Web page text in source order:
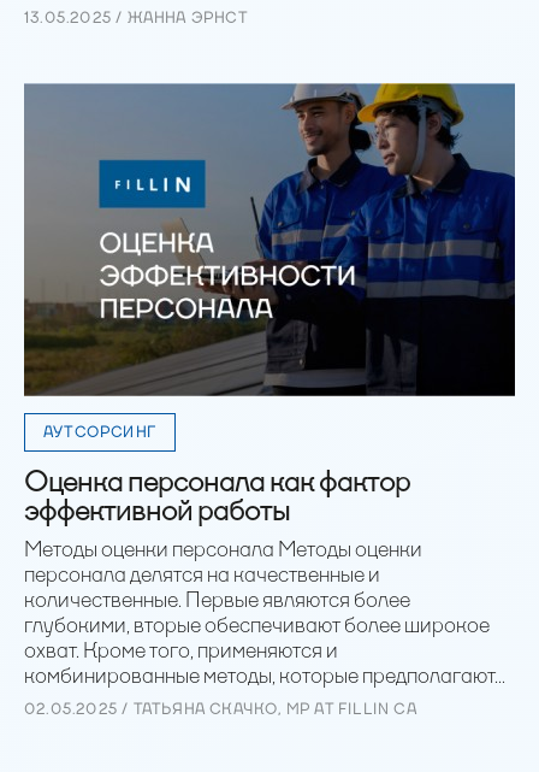
13.05.2025 / ЖАННА ЭРНСТ
АУТСОРСИНГ
Оценка персонала как фактор
эффективной работы
Методы оценки персонала Методы оценки
персонала делятся на качественные и
количественные. Первые являются более
глубокими, вторые обеспечивают более широкое
охват. Кроме того, применяются и
комбинированные методы, которые предполагают...
02.05.2025 / ТАТЬЯНА СКАЧКО, MP AT FILLIN CA